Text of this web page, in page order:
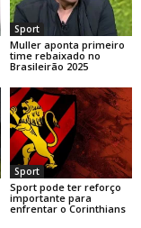
Sport
Muller aponta primeiro
time rebaixado no
Brasileirão 2025
Sport
Sport pode ter reforço
importante para
enfrentar o Corinthians